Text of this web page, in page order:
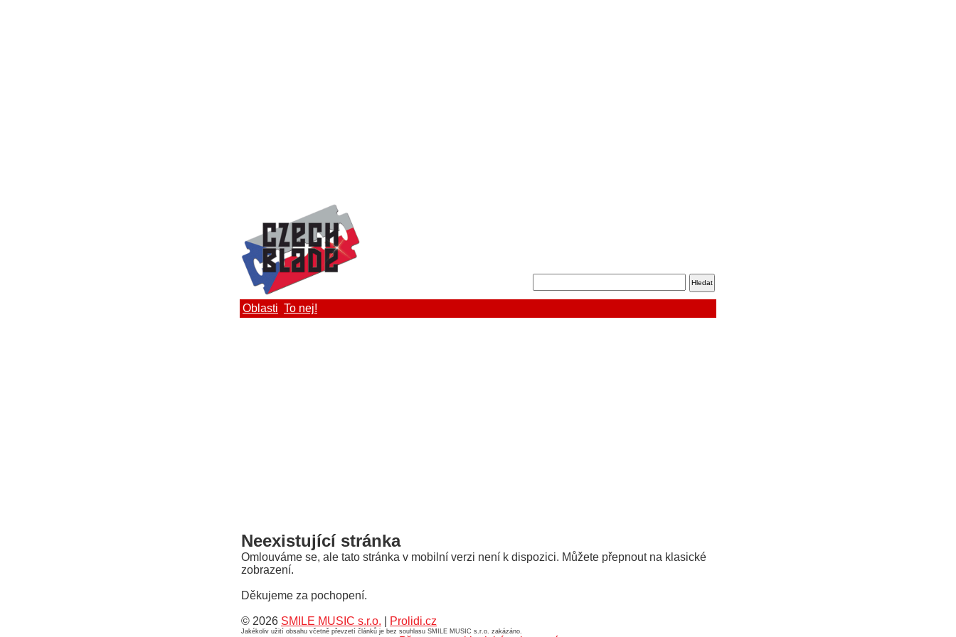
Oblasti To nej!
Neexistující stránka
Omlouváme se, ale tato stránka v mobilní verzi není k dispozici. Můžete přepnout na klasické
zobrazení.
Děkujeme za pochopení.
© 2026 SMILE MUSIC s.r.o. Prolidi.cz
Jakékoliv užití obsahu včetně převzetí článků je bez souhlasu SMILE MUSIC s.r.o. zakázáno.